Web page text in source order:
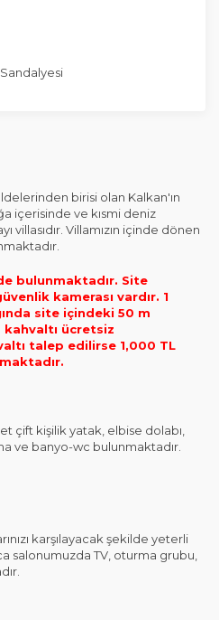
birisi olan Kalkan'ın
içerisinde ve kısmi deniz
villasıdır. Villamızın içinde dönen
bulunmaktadır. Site
kamerası vardır. 1
site içindeki 50 m
kahvaltı ücretsiz
talep edilirse 1,000 TL
çift kişilik yatak, elbise dolabı,
ve banyo-wc bulunmaktadır.
karşılayacak şekilde yeterli
salonumuzda TV, oturma grubu,